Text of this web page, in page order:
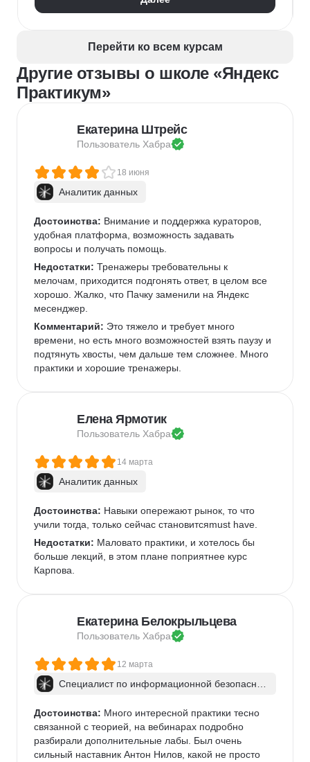
Pandas
Перейти ко всем курсам
Другие отзывы о школе «Яндекс
Практикум»
Екатерина Штрейс
Пользователь Хабра
18 июня
Аналитик данных
Достоинства: Внимание и поддержка кураторов,
удобная платформа, возможность задавать
вопросы и получать помощь.
Недостатки: Тренажеры требовательны к
мелочам, приходится подгонять ответ, в целом все
хорошо. Жалко, что Пачку заменили на Яндекс
месенджер.
Комментарий: Это тяжело и требует много
времени, но есть много возможностей взять паузу и
подтянуть хвосты, чем дальше тем сложнее. Много
практики и хорошие тренажеры.
Елена Ярмотик
Пользователь Хабра
14 марта
Аналитик данных
Достоинства: Навыки опережают рынок, то что
учили тогда, только сейчас становитсяmust have.
Недостатки: Маловато практики, и хотелось бы
больше лекций, в этом плане поприятнее курс
Карпова.
Екатерина Белокрыльцева
Пользователь Хабра
12 марта
Специалист по информационной безопаснос
Достоинства: Много интересной практики тесно
связанной с теорией, на вебинарах подробно
разбирали дополнительные лабы. Был очень
сильный наставник Антон Нилов, какой не просто